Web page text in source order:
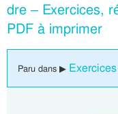
dre – Exercices,
PDF à imprimer
Paru dans ▶